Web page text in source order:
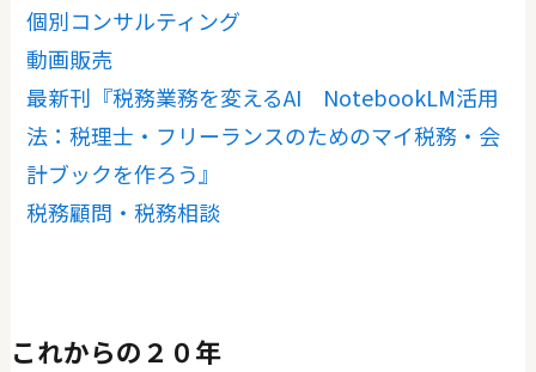
個別コンサルティング
動画販売
最新刊『税務業務を変えるAI NotebookLM活用
法：税理士・フリーランスのためのマイ税務・会
計ブックを作ろう』
税務顧問・税務相談
これからの２０年